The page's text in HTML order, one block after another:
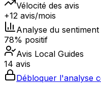
Vélocité des avis
+12 avis/mois
Analyse du sentiment
78% positif
Avis Local Guides
14 avis
Débloquer l'analyse